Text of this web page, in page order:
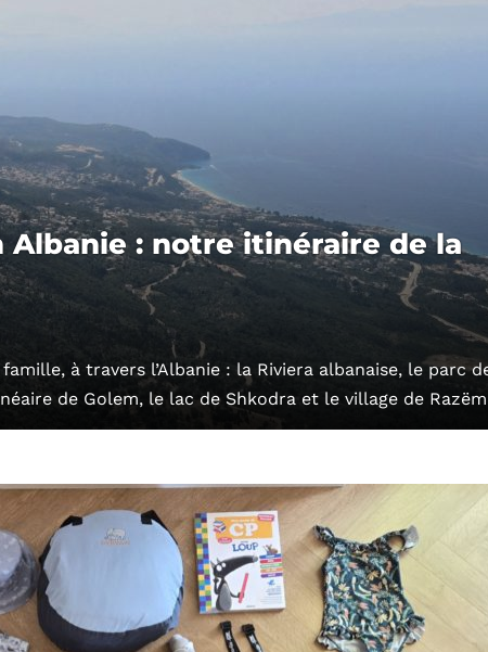
Albanie : notre itinéraire de la
à travers l’Albanie : la Riviera albanaise, le parc
de Golem, le lac de Shkodra et le village de Razëm